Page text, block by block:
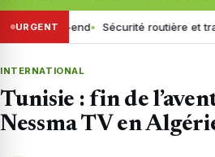
URGENT
week-end Sécurité routière et
INTERNATIONAL
Tunisie : fin de
Nessma TV en